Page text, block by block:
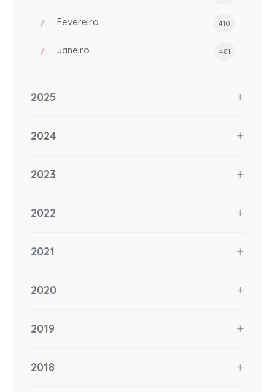
Fevereiro 410
Janeiro 481
2025
2024
2023
2022
2021
2020
2019
2018